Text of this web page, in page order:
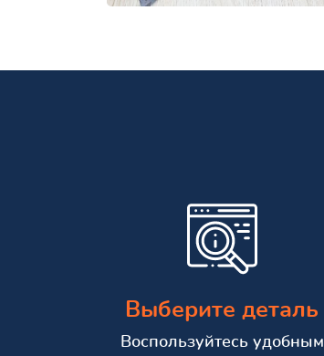
Выберите деталь
Воспользуйтесь удобным